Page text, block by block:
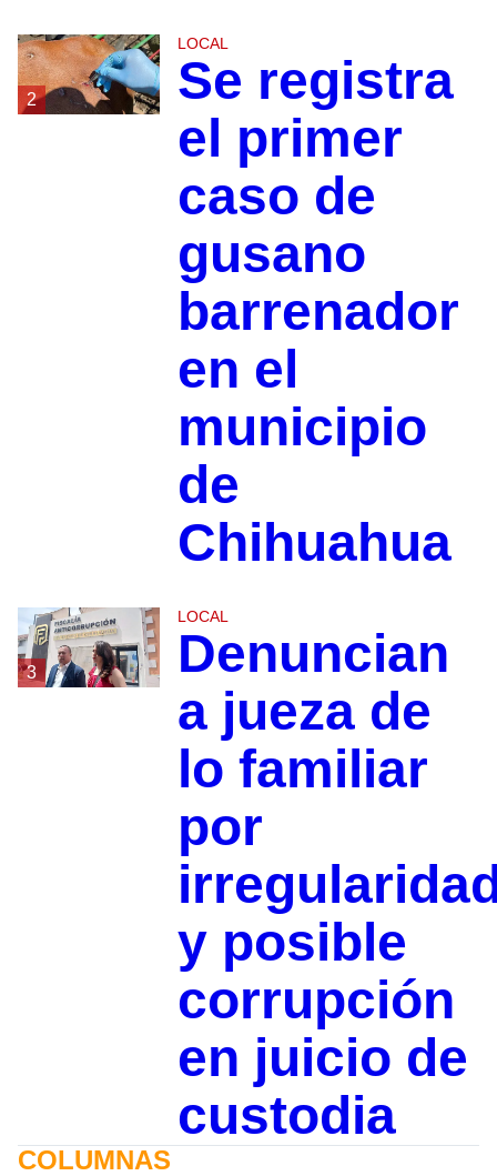
2
LOCAL
Se registra
el primer
caso de
gusano
barrenador
en el
municipio
de
Chihuahua
3
LOCAL
Denuncian
a jueza de
lo familiar
por
y posible
corrupción
en juicio de
custodia
COLUMNAS